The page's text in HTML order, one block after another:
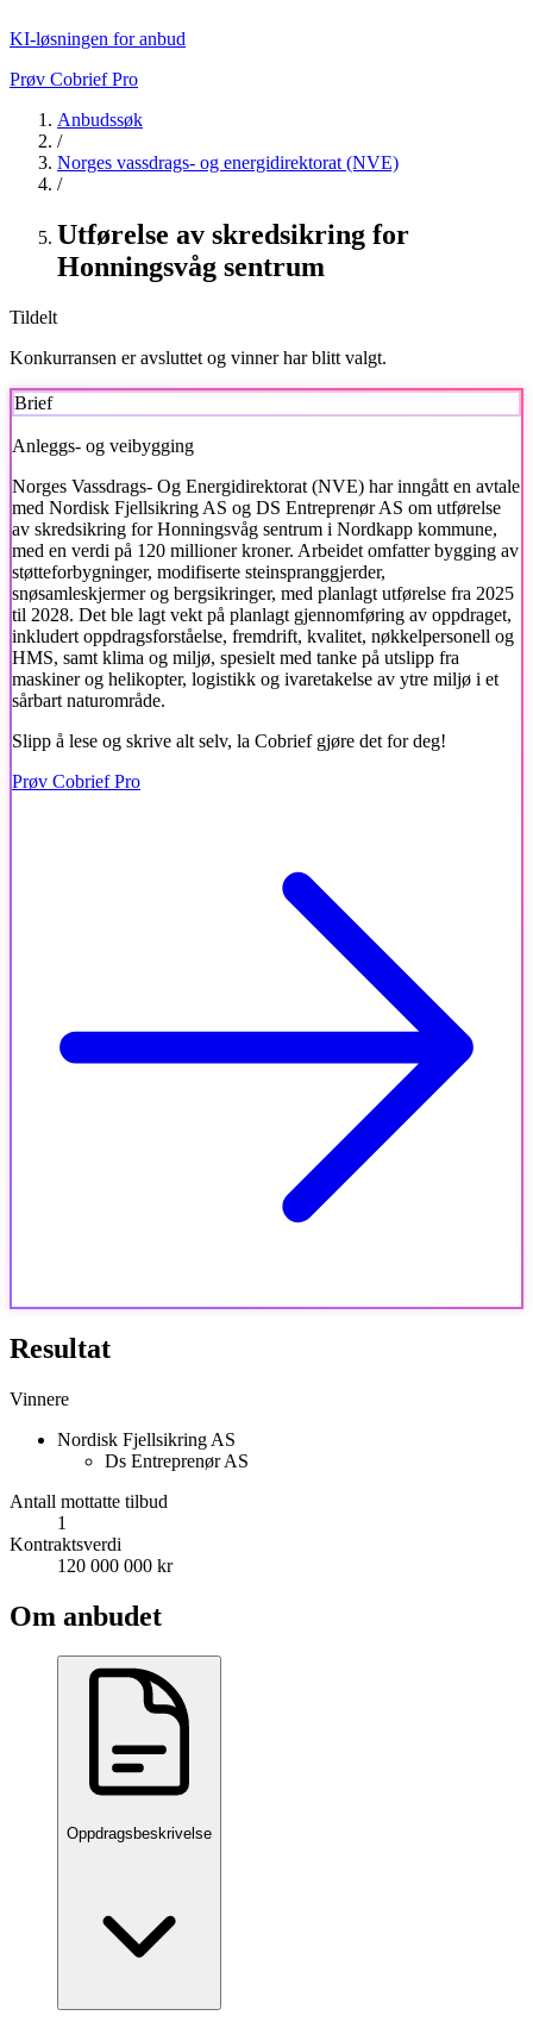
KI-løsningen for anbud
Prøv Cobrief Pro
Anbudssøk
/
Norges vassdrags- og energidirektorat (NVE)
/
Utførelse av skredsikring for
Honningsvåg sentrum
Tildelt
Konkurransen er avsluttet og vinner har blitt valgt.
Brief
Anleggs- og veibygging
Norges Vassdrags- Og Energidirektorat (NVE) har inngått en avtale
med Nordisk Fjellsikring AS og DS Entreprenør AS om utførelse
av skredsikring for Honningsvåg sentrum i Nordkapp kommune,
med en verdi på 120 millioner kroner. Arbeidet omfatter bygging av
støtteforbygninger, modifiserte steinspranggjerder,
snøsamleskjermer og bergsikringer, med planlagt utførelse fra 2025
til 2028. Det ble lagt vekt på planlagt gjennomføring av oppdraget,
inkludert oppdragsforståelse, fremdrift, kvalitet, nøkkelpersonell og
HMS, samt klima og miljø, spesielt med tanke på utslipp fra
maskiner og helikopter, logistikk og ivaretakelse av ytre miljø i et
sårbart naturområde.
Slipp å lese og skrive alt selv, la Cobrief gjøre det for deg!
Prøv Cobrief Pro
Resultat
Vinnere
Nordisk Fjellsikring AS
Ds Entreprenør AS
Antall mottatte tilbud
1
Kontraktsverdi
120 000 000 kr
Om anbudet
Oppdragsbeskrivelse